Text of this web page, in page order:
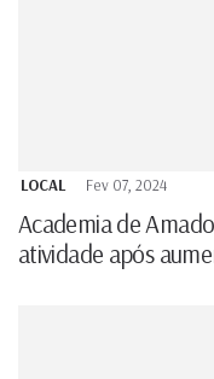
LOCAL Fev 07, 2024
Academia de
atividade após